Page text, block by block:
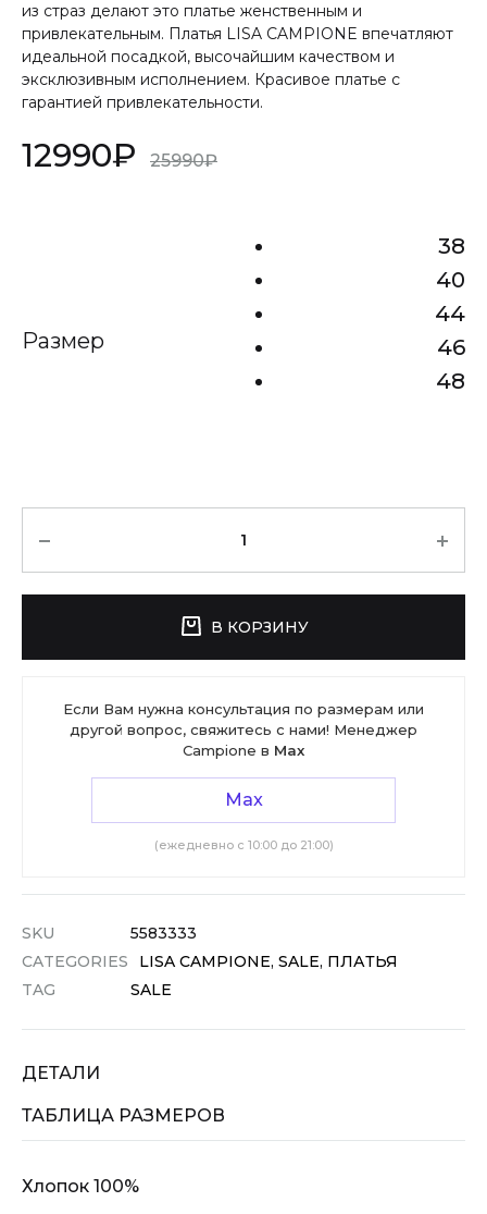
из страз делают это платье женственным и
привлекательным. Платья LISA CAMPIONE впечатляют
идеальной посадкой, высочайшим качеством и
эксклюзивным исполнением. Красивое платье с
гарантией привлекательности.
12990₽ 25990₽
Размер
38
40
44
46
48
В КОРЗИНУ
Если Вам нужна консультация по размерам или
другой вопрос, свяжитесь с нами! Менеджер
Campione в Max
Max
(ежедневно с 10:00 до 21:00)
SKU
5583333
CATEGORIES
LISA CAMPIONE, SALE, ПЛАТЬЯ
TAG
SALE
ДЕТАЛИ
ТАБЛИЦА РАЗМЕРОВ
Хлопок 100%